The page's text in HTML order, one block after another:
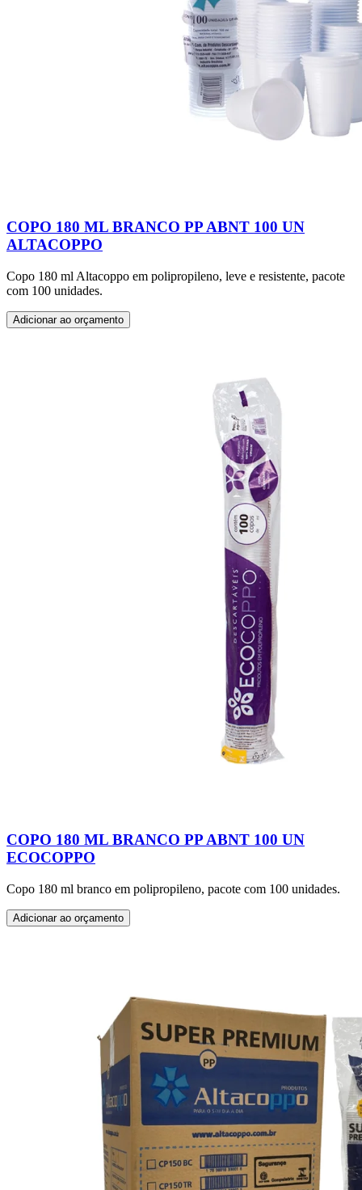
COPO 180 ML BRANCO PP ABNT 100 UN
ALTACOPPO
Copo 180 ml Altacoppo em polipropileno, leve e resistente, pacote
com 100 unidades.
Adicionar ao orçamento
COPO 180 ML BRANCO PP ABNT 100 UN
ECOCOPPO
Copo 180 ml branco em polipropileno, pacote com 100 unidades.
Adicionar ao orçamento